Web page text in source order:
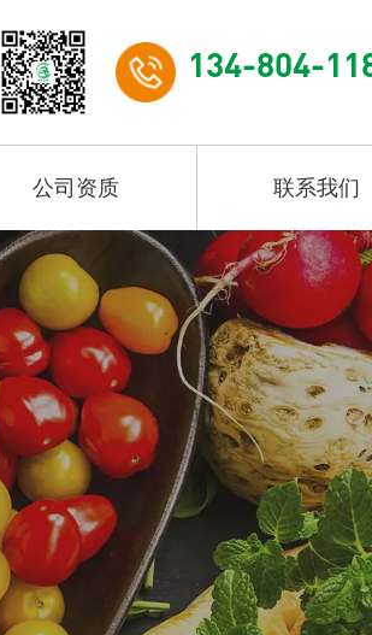
134-804-
公司资质 联系我们